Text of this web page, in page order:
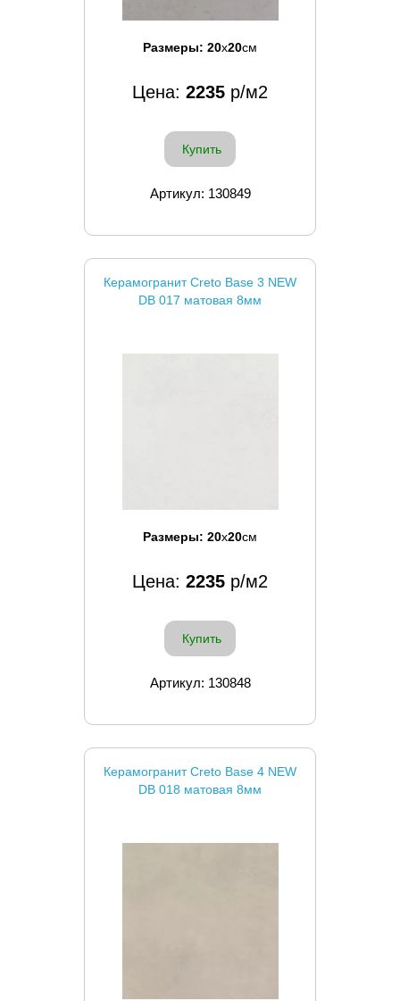
Размеры: 20x20см
Цена: 2235 р/м2
Купить
Артикул: 130849
Керамогранит Creto Base 3 NEW
DB 017 матовая 8мм
Размеры: 20x20см
Цена: 2235 р/м2
Купить
Артикул: 130848
Керамогранит Creto Base 4 NEW
DB 018 матовая 8мм